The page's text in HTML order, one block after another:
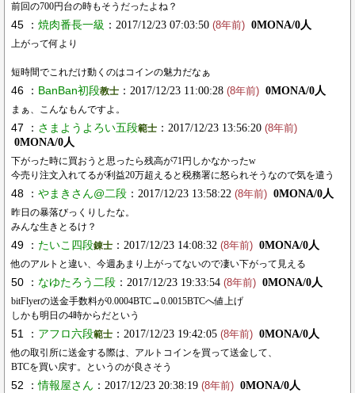
前回の700円台の時もそうだったよね？
45 ： 焼肉番長一級 ：2017/12/23 07:03:50 (8年前) 0MONA/0人
上がって何より
短時間でこれだけ動くのはコインの魅力だなぁ
46 ： BanBan初段教士 ：2017/12/23 11:00:28 (8年前) 0MONA/0人
まぁ、こんなもんですよ。
47 ： さまようよろい五段範士 ：2017/12/23 13:56:20 (8年前)
0MONA/0人
下がった時に買おうと思ったら残高が71円しかなかったw
今売り注文入れてるが利益20万超えると税務署に怒られそうなので気を遣う
48 ： やまきさん@二段 ：2017/12/23 13:58:22 (8年前) 0MONA/0人
昨日の暴落びっくりしたな。
みんな生きとるけ？
49 ： たいこ四段錬士 ：2017/12/23 14:08:32 (8年前) 0MONA/0人
他のアルトと違い、今週あまり上がってないので凄い下がって見える
50 ： なゆたろう二段 ：2017/12/23 19:33:54 (8年前) 0MONA/0人
bitFlyerの送金手数料が0.0004BTC→0.0015BTCへ値上げ
しかも明日の4時からだという
51 ： アフロ六段範士 ：2017/12/23 19:42:05 (8年前) 0MONA/0人
他の取引所に送金する際は、アルトコインを買って送金して、
BTCを買い戻す。というのが良さそう
52 ：情報屋さん ：2017/12/23 20:38:19 (8年前) 0MONA/0人